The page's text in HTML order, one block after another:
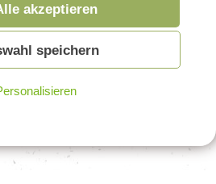
akzeptieren
speichern